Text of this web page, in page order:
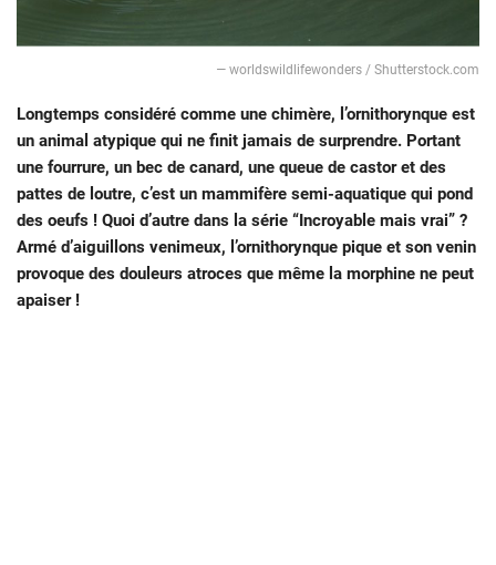
― worldswildlifewonders / Shutterstock.com
Longtemps considéré comme une chimère, l’ornithorynque est
un animal atypique qui ne finit jamais de surprendre. Portant
une fourrure, un bec de canard, une queue de castor et des
pattes de loutre, c’est un mammifère semi-aquatique qui pond
des oeufs ! Quoi d’autre dans la série “Incroyable mais vrai” ?
Armé d’aiguillons venimeux, l’ornithorynque pique et son venin
provoque des douleurs atroces que même la morphine ne peut
apaiser !